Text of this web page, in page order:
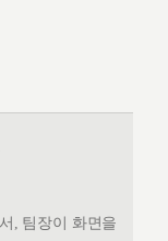
, 팀장이 화면을